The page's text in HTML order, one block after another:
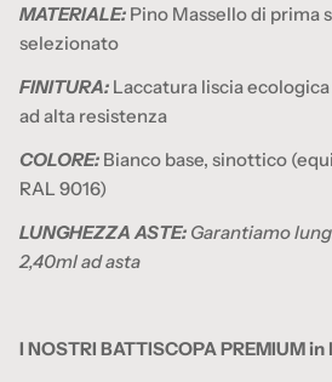
MATERIALE: Pino Massello di prima
selezionato
FINITURA: Laccatura liscia
ad alta resistenza
COLORE: Bianco base, sinottico
RAL 9016)
LUNGHEZZA ASTE: Garantiamo
2,40ml ad asta
I NOSTRI BATTISCOPA PREMIUM